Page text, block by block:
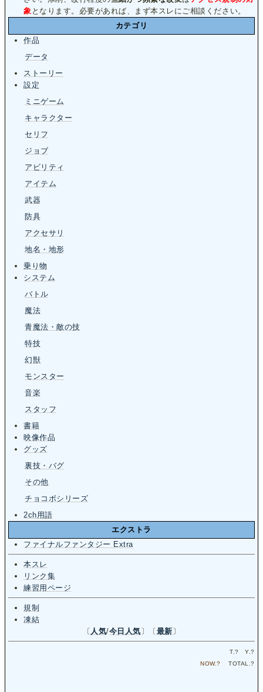
象 となります。必要があれば、まず本スレにご相談ください。
カテゴリ
作品
データ
ストーリー
設定
ミニゲーム
キャラクター
セリフ
ジョブ
アビリティ
アイテム
武器
防具
アクセサリ
地名・地形
乗り物
システム
バトル
魔法
青魔法・敵の技
特技
幻獣
モンスター
音楽
スタッフ
書籍
映像作品
グッズ
裏技・バグ
その他
チョコボシリーズ
2ch用語
エクストラ
ファイナルファンタジー Extra
本スレ
リンク集
練習用ページ
規制
凍結
〔 人気/今日人気 〕〔 最新 〕
T.? Y.?
NOW.? TOTAL.?